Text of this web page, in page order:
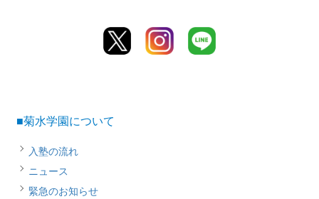
■菊水学園について
入塾の流れ
ニュース
緊急のお知らせ